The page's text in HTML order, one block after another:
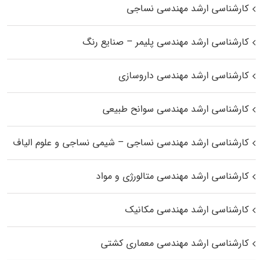
کارشناسی ارشد مهندسی نساجی
کارشناسی ارشد مهندسی پلیمر – صنایع رنگ
کارشناسی ارشد مهندسی داروسازی
کارشناسی ارشد مهندسی سوانح طبیعی
کارشناسی ارشد مهندسی نساجی – شیمی نساجی و علوم الیاف
کارشناسی ارشد مهندسی متالورژی و مواد
کارشناسی ارشد مهندسی مکانیک
کارشناسی ارشد مهندسی معماری کشتی